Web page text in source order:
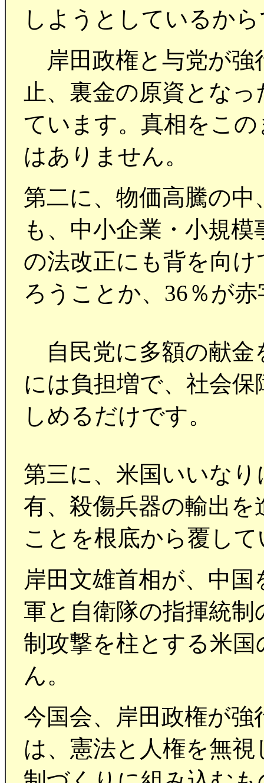
しようとしているか
岸田政権と与党が強
止、裏金の原資とな
ています。真相をこ
はありません。
第二に、物価高騰の
も、中小企業・小規
の法改正にも背を向
ろうことか、36％が
自民党に多額の献金
には負担増で、社会
しめるだけです。
第三に、米国いいな
有、殺傷兵器の輸出
ことを根底から覆し
岸田文雄首相が、中
軍と自衛隊の指揮統
制攻撃を柱とする米
ん。
今国会、岸田政権が
は、憲法と人権を無